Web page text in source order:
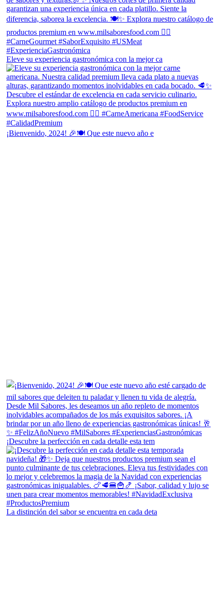
Eleve su experiencia gastronómica con la mejor ca
¡Bienvenido, 2024! 🎉🍽 Que este nuevo año e
¡Descubre la perfección en cada detalle esta tem
La distinción del sabor se encuentra en cada deta